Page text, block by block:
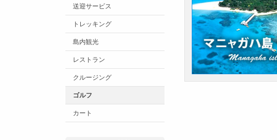
送迎サービス
トレッキング
島内観光
レストラン
クルージング
ゴルフ
カート